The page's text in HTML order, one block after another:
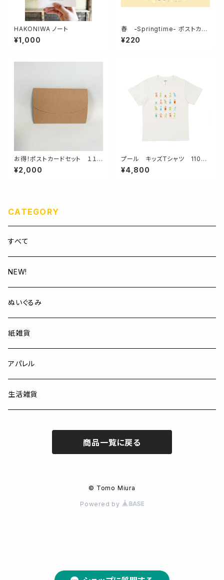
HAKONIWA ノート
¥1,000
春 -Springtime- ポストカー
ド
¥220
お得！ポストカードセット １１
枚入り
¥2,000
プール キッズTシャツ 110／
130／150
¥4,800
CATEGORY
すべて
NEW!
ぬいぐるみ
紙雑貨
アパレル
生活雑貨
商品一覧に戻る
© Tomo Miura
Powered by